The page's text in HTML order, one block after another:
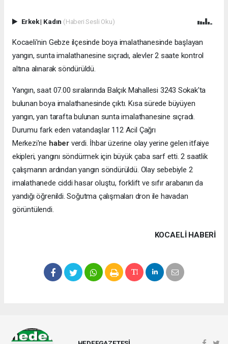
Erkek| Kadın (Haberi Sesli Oku)
Kocaeli'nin Gebze ilçesinde boya imalathanesinde başlayan
yangın, sunta imalathanesine sıçradı, alevler 2 saate kontrol
altına alınarak söndürüldü.
Yangın, saat 07.00 sıralarında Balçık Mahallesi 3243 Sokak'ta
bulunan boya imalathanesinde çıktı. Kısa sürede büyüyen
yangın, yan tarafta bulunan sunta imalathanesine sıçradı.
Durumu fark eden vatandaşlar 112 Acil Çağrı
Merkezi'ne haberverdi. İhbar üzerine olay yerine gelen itfaiye
ekipleri, yangını söndürmek için büyük çaba sarf etti. 2 saatlik
çalışmanın ardından yangın söndürüldü. Olay sebebiyle 2
imalathanede ciddi hasar oluştu, forklift ve sıfır arabanın da
yandığı öğrenildi. Soğutma çalışmaları dron ile havadan
görüntülendi.
KOCAELI HABERİ